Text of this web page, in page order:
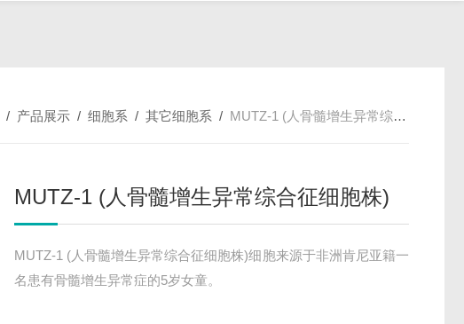
/ 产品展示 /细胞系 /其它细胞系 / MUTZ-1 (人骨髓增生异常综合征细胞株)
MUTZ-1 (人骨髓增生异常综合征细胞株)
MUTZ-1 (人骨髓增生异常综合征细胞株)细胞来源于非洲肯尼亚籍一
名患有骨髓增生异常症的5岁女童。